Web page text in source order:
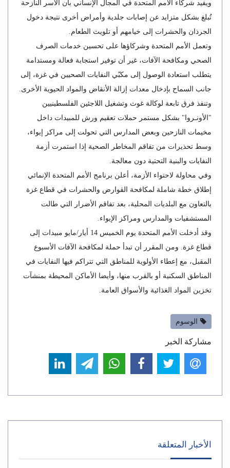
ويفيد شركاء الأمم المتحدة في المجال الإنساني بأن الأسر النازحة
تُبلغ بشكل متزايد عن إصابات جلدية وأمراض أخرى نتيجة دخول
الجرذان والحشرات إلى خيامهم أو تلويث الطعام.
وتعمل الأمم المتحدة وشركاؤها على تحسين خدمات الصرف
الصحي ومكافحة الآفات، غير أن توفير استجابة فعالة ومستدامة
يتطلب استعادة الوصول إلى مكبّي النفايات الصحيين في غزة، إلى
جانب السماح بإدخال معدات إزالة الأنقاض والمواد الحيوية الأخرى.
وتنفذ فرق تابعة لوكالة غوث وتشغيل اللاجئين الفلسطينيين
"الأونـروا" بشكل مستمر حملات تعقيم ورش للمبيدات داخل
مخيمات النازحين وبعض المدارس التي تحولت إلى مراكز إيواء،
وسط تحذيرات من تفاقم المخاطر الصحية إذا استمرت أزمة
النفايات والبنية التحتية دون معالجة.
وفي محاولة لاحتواء الأزمة، أعلن برنامج الأمم المتحدة الإنمائي
إطلاق خطة شاملة لمكافحة القوارض والحشرات في قطاع غزة
بالتعاون مع البلديات المحلية، بعد تفاقم الأضرار التي طالت
المستشفيات والمدارس ومراكز الإيواء.
وقد أدخلت الأمم المتحدة يوم الخميس 14 أيار/مايو مبيدات إلى
قطاع غزة. ومن المقرر أن تبدأ حملة لمكافحة الآفات الأسبوع
المقبل، مع إعطاء الأولوية للمناطق التي تتراكم فيها النفايات في
المناطق السكنية أو بالقرب منها، وأيضا الأماكن المحيطة بمنشآت
تخزين المواد الغذائية والأسواق العامة.
الوسوم
مشاركة الخبر
الأخبار المتعلقة